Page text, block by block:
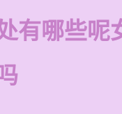
有哪些呢